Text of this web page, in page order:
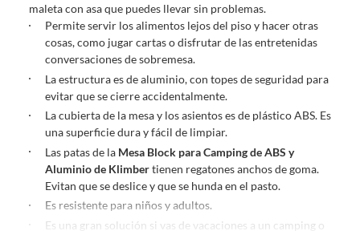
maleta con asa que puedes llevar sin problemas.
Permite servir los alimentos lejos del piso y hacer otras
cosas, como jugar cartas o disfrutar de las entretenidas
conversaciones de sobremesa.
La estructura es de aluminio, con topes de seguridad para
evitar que se cierre accidentalmente.
La cubierta de la mesa y los asientos es de plástico ABS. Es
una superficie dura y fácil de limpiar.
Las patas de la Mesa Block para Camping de ABS y
Aluminio de Klimbertienen regatones anchos de goma.
Evitan que se deslice y que se hunda en el pasto.
Es resistente para niños y adultos.
Es una gran solución si vas de vacaciones a un camping o